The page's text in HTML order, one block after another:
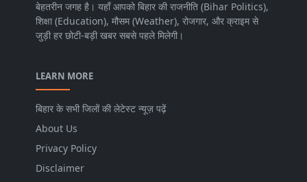
बेहतरीन जगह है। यहाँ आपको बिहार की राजनीति (Bihar Politics),
शिक्षा (Education), मौसम (Weather), रोजगार, और क्राइम से
जुड़ी हर छोटी-बड़ी खबर सबसे पहले मिलेगी।
LEARN MORE
बिहार के सभी जिलों की लेटेस्ट न्यूज़ पढ़ें
About Us
Privacy Policy
Disclaimer